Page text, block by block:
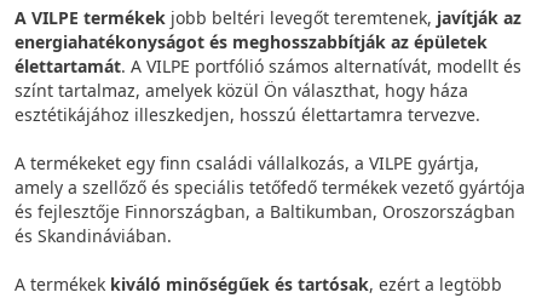
A VILPE termékek jobb beltéri levegőt teremtenek, javítják az
energiahatékonyságot és meghosszabbítják az épületek
élettartamát. A VILPE portfólió számos alternatívát, modellt és
színt tartalmaz, amelyek közül Ön választhat, hogy háza
esztétikájához illeszkedjen, hosszú élettartamra tervezve.
A termékeket egy finn családi vállalkozás, a VILPE gyártja,
amely a szellőző és speciális tetőfedő termékek vezető gyártója
és fejlesztője Finnországban, a Baltikumban, Oroszországban
és Skandináviában.
A termékek kiváló minőségűek és tartósak, ezért a legtöbb